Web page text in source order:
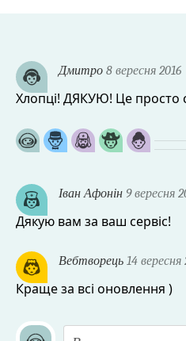
Дмитро 8 вересня 2016
Хлопці! ДЯКУЮ! Це просто
Іван Афонін 9 вересня
Дякую вам за ваш сервіс!
Вебтворець 14 вересня
Краще за всі оновлення )